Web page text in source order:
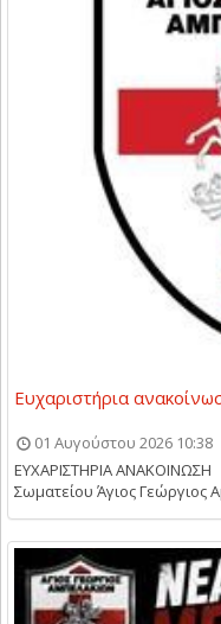
Ευχαριστήρια
01 Αυγούστου 2026 10:38
ΕΥΧΑΡΙΣΤΗΡΙΑ ΑΝΑΚΟΙΝΩΣΗ
Σωματείου Άγιος Γεώργιος